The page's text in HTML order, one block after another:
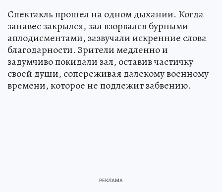
Спектакль прошел на одном дыхании. Когда
занавес закрылся, зал взорвался бурными
аплодисментами, зазвучали искренние слова
благодарности. Зрители медленно и
задумчиво покидали зал, оставив частичку
своей души, сопереживая далекому военному
времени, которое не подлежит забвению.